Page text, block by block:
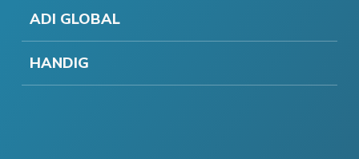
ADI GLOBAL
HANDIG